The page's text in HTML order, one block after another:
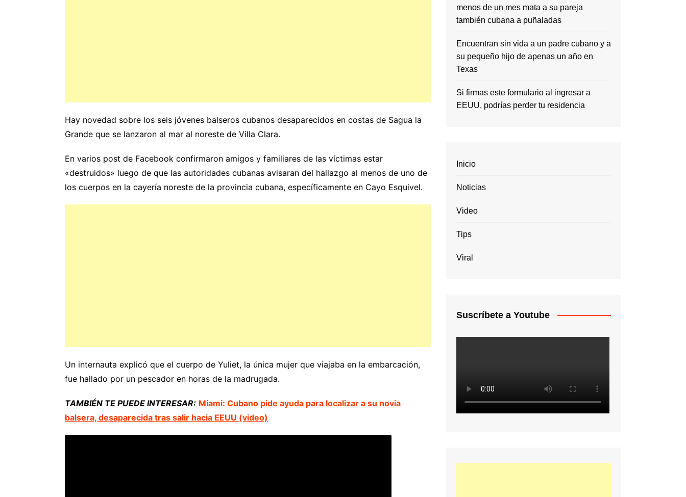
Hay novedad sobre los seis jóvenes balseros cubanos desaparecidos en costas de Sagua la
Grande que se lanzaron al mar al noreste de Villa Clara.
En varios post de Facebook confirmaron amigos y familiares de las víctimas estar
«destruidos» luego de que las autoridades cubanas avisaran del hallazgo al menos de uno de
los cuerpos en la cayería noreste de la provincia cubana, específicamente en Cayo Esquivel.
Un internauta explicó que el cuerpo de Yuliet, la única mujer que viajaba en la embarcación,
fue hallado por un pescador en horas de la madrugada.
TAMBIÉN TE PUEDE INTERESAR: Miami: Cubano pide ayuda para localizar a su novia
balsera, desaparecida tras salir hacia EEUU (video)
menos de un mes mata a su pareja
también cubana a puñaladas
Encuentran sin vida a un padre cubano y a
su pequeño hijo de apenas un año en
Texas
Si firmas este formulario al ingresar a
EEUU, podrías perder tu residencia
Inicio
Noticias
Video
Tips
Viral
Suscríbete a Youtube